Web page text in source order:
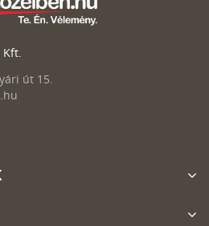
Kft.
út 15.